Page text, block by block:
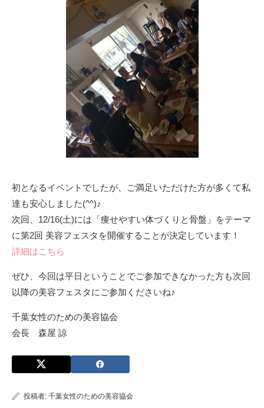
初となるイベントでしたが、ご満足いただけた方が多くて私
達も安心しました(^^)♪
次回、12/16(土)には「痩せやすい体づくりと骨盤」をテーマ
に第2回 美容フェスタを開催することが決定しています！
詳細はこちら
ぜひ、今回は平日ということでご参加できなかった方も次回
以降の美容フェスタにご参加くださいね♪
千葉女性のための美容協会
会長 森屋 諒
投稿者: 千葉女性のための美容協会